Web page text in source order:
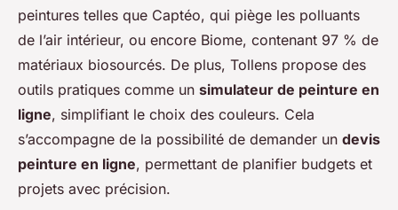
peintures telles que Captéo, qui piège les polluants
de l’air intérieur, ou encore Biome, contenant 97 % de
matériaux biosourcés. De plus, Tollens propose des
outils pratiques comme un simulateur de peinture en
ligne, simplifiant le choix des couleurs. Cela
s’accompagne de la possibilité de demander un devis
peinture en ligne, permettant de planifier budgets et
projets avec précision.